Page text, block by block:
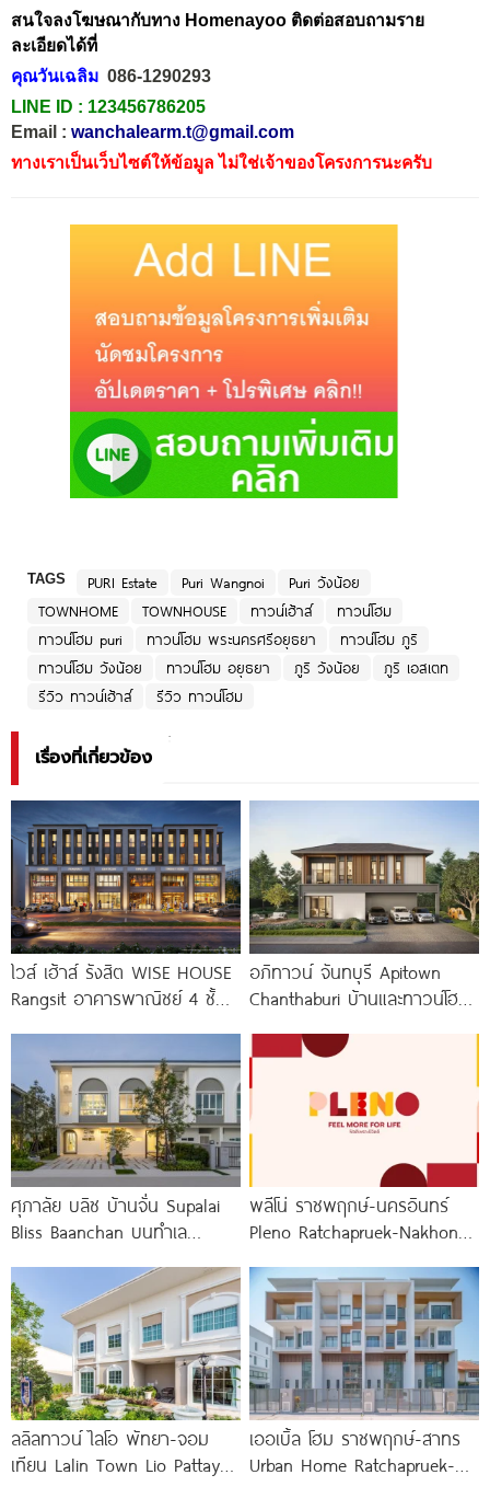
สนใจลงโฆษณากับทาง Homenayoo ติดต่อสอบถามราย
ละเอียดได้ที่
คุณวันเฉลิม 086-1290293
LINE ID : 123456786205
Email : wanchalearm.t@gmail.com
ทางเราเป็นเว็บไซต์ให้ข้อมูล ไม่ใช่เจ้าของโครงการนะครับ
TAGS PURI Estate Puri Wangnoi
Puri วังน้อย
TOWNHOME
TOWNHOUSE ทาวน์เฮ้าส์
ทาวน์โฮม
ทาวน์โฮม puri
ทาวน์โฮม พระนครศรีอยุธยา
ทาวน์โฮม ภูริ
ทาวน์โฮม วังน้อย
ทาวน์โฮม อยุธยา ภูริ วังน้อย
ภูริ เอสเตท
รีวิว ทาวน์เฮ้าส์
รีวิว ทาวน์โฮม
เรื่องที่เกี่ยวข้อง
ไวส์ เฮ้าส์ รังสิต WISE HOUSE
Rangsit อาคารพาณิชย์ 4 ชั้น
อภิทาวน์ จันทบุรี Apitown
Chanthaburi บ้านและทาวน์โฮม
Fitness 24
ศุภาลัย บลิซ บ้านจั่น Supalai
Bliss Baanchan บนทำเล
เพียง 200
พลีโน่ ราชพฤกษ์-นครอินทร์
Pleno Ratchapruek-Nakhon
เมืองนนทบุรี
ลลิลทาวน์ ไลโอ พัทยา-จอม
เทียน Lalin Town Lio Pattaya-
เออเบิ้ล โฮม ราชพฤกษ์-สาทร
Urban Home Ratchapruek-